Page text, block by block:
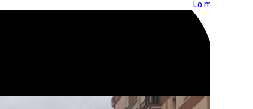
Lo más visto >